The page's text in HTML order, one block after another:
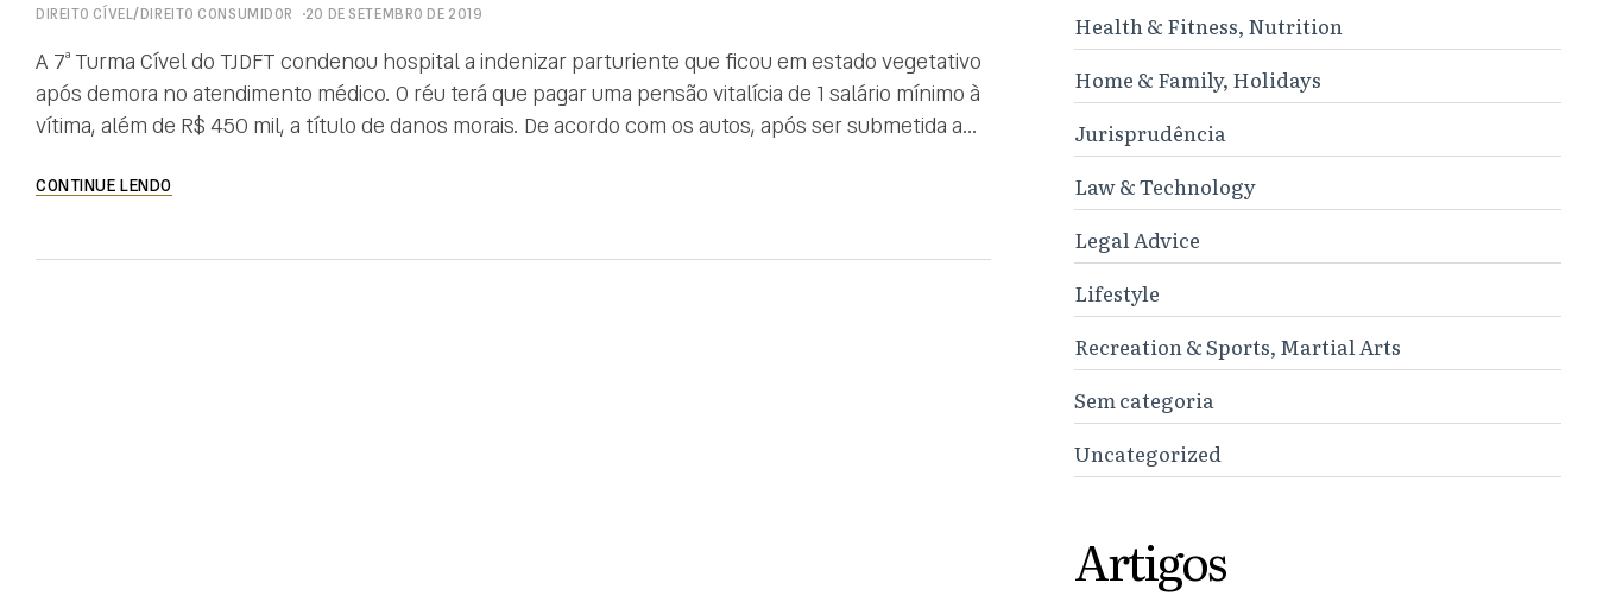
DIREITO CÍVEL/DIREITO CONSUMIDOR 20 DE SETEMBRO DE 2019
A 7ª Turma Cível do TJDFT condenou hospital a indenizar parturiente que ficou em estado vegetativo
após demora no atendimento médico. O réu terá que pagar uma pensão vitalícia de 1 salário mínimo à
vítima, além de R$ 450 mil, a título de danos morais. De acordo com os autos, após ser submetida a
CONTINUE LENDO
Health & Fitness, Nutrition
Home & Family, Holidays
Jurisprudência
Law & Technology
Legal Advice
Lifestyle
Recreation & Sports, Martial Arts
Sem categoria
Uncategorized
Artigos